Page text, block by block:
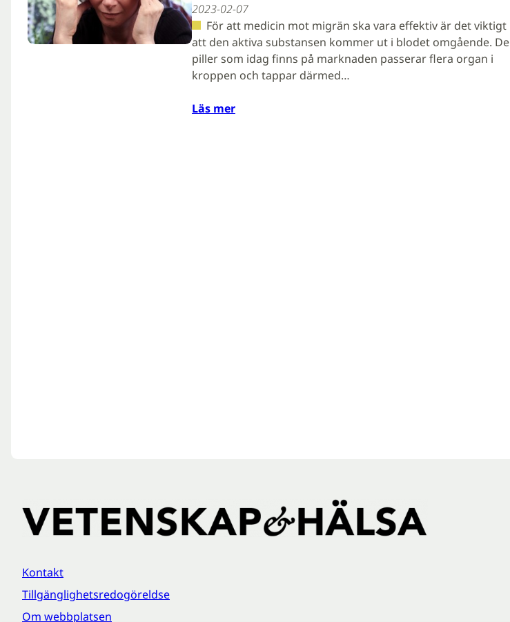
2023-02-07
För att medicin mot migrän ska vara effektiv är det viktigt
att den aktiva substansen kommer ut i blodet omgående. De
piller som idag finns på marknaden passerar flera organ i
kroppen och tappar därmed…
Läs mer
Kontakt
Tillgänglighetsredogöreldse
Om webbplatsen